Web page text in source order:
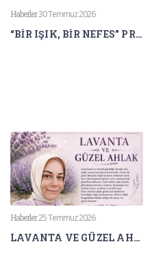
Haberler30 Temmuz 2026
“BİR IŞIK, BİR NEFES” PROJESİ ULUSLARARASI BİLİM DÜNYASINDA
Haberler25 Temmuz 2026
LAVANTA VE GÜZEL AHLAK